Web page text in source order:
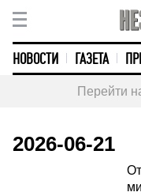
НОВОСТИ ГАЗЕТА
Перейти
2026-06-21